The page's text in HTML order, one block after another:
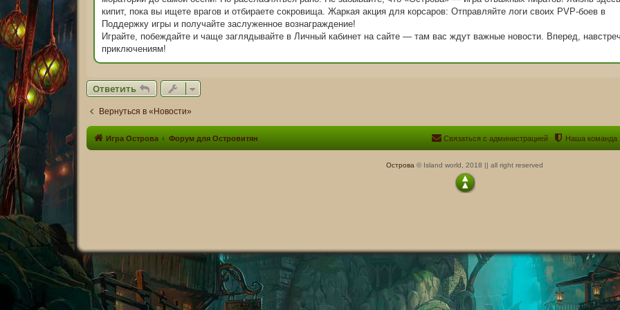
н
е
кипит, пока вы ищете врагов и отбираете сокровища. Жаркая акция для корсаров: Отправляйте логи своих PVP-боев в
Поддержку игры и получайте заслуженное вознаграждение!
Играйте, побеждайте и чаще заглядывайте в Личный кабинет на сайте — там вас ждут важные новости. Вперед,
приключениям!
Ответить
Вернуться в «Новости»
Игра Острова Форум для Островитян Наша команда
Связаться с администрацией
Острова © Island world, 2018 || all right reserved